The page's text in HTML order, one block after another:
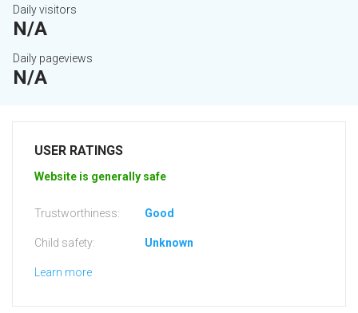
Daily visitors
N/A
Daily pageviews
N/A
USER RATINGS
Website is generally safe
Trustworthiness: Good
Child safety: Unknown
Learn more